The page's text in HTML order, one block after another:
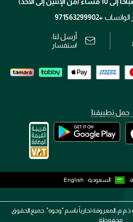
الواتساب +971563299902
أرسل لنا:
استفسار
حمل تطبيقنا
السعودية English
المعروفة تجارياً باسم "وجوه". جميع الحقوق
محفوظة